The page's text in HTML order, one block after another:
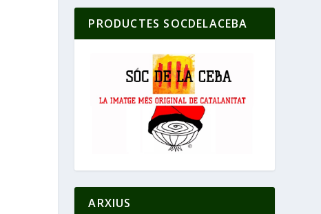
PRODUCTES SOCDELACEBA
ARXIUS